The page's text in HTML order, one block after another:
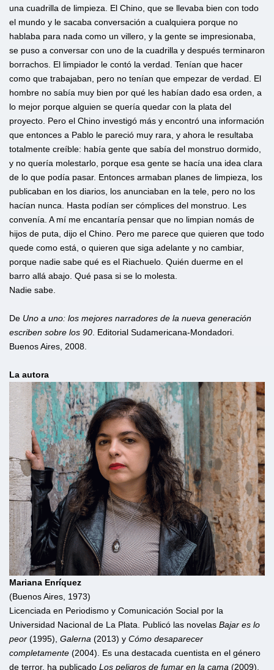
una cuadrilla de limpieza. El Chino, que se llevaba bien con todo
el mundo y le sacaba conversación a cualquiera porque no
hablaba para nada como un villero, y la gente se impresionaba,
se puso a conversar con uno de la cuadrilla y después terminaron
borrachos. El limpiador le contó la verdad. Tenían que hacer
como que trabajaban, pero no tenían que empezar de verdad. El
hombre no sabía muy bien por qué les habían dado esa orden, a
lo mejor porque alguien se quería quedar con la plata del
proyecto. Pero el Chino investigó más y encontró una información
que entonces a Pablo le pareció muy rara, y ahora le resultaba
totalmente creíble: había gente que sabía del monstruo dormido,
y no quería molestarlo, porque esa gente se hacía una idea clara
de lo que podía pasar. Entonces armaban planes de limpieza, los
publicaban en los diarios, los anunciaban en la tele, pero no los
hacían nunca. Hasta podían ser cómplices del monstruo. Les
convenía. A mí me encantaría pensar que no limpian nomás de
hijos de puta, dijo el Chino. Pero me parece que quieren que todo
quede como está, o quieren que siga adelante y no cambiar,
porque nadie sabe qué es el Riachuelo. Quién duerme en el
barro allá abajo. Qué pasa si se lo molesta.
Nadie sabe.
De Uno a uno: los mejores narradores de la nueva generación
escriben sobre los 90 . Editorial Sudamericana-Mondadori.
Buenos Aires, 2008.
La autora
Mariana Enríquez
(Buenos Aires, 1973)
Licenciada en Periodismo y Comunicación Social por la
Universidad Nacional de La Plata. Publicó las novelas Bajar es lo
peor (1995), Galerna (2013) y Cómo desaparecer
completamente (2004). Es una destacada cuentista en el género
de terror, ha publicado Los peligros de fumar en la cama (2009),